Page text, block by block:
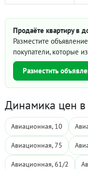
Продаёте квартиру в
Разместите
покупатели, которые
Разместить
Динамика цен
Авиационная, 10
Авиационная, 75
Авиационная, 61/2